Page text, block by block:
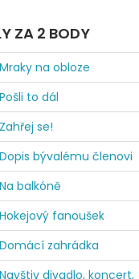
ZA 2 BODY
Mraky na obloze
Pošli to dál
Zahřej se!
Dopis bývalému členovi
Na balkóně
Hokejový fanoušek
Domácí zahrádka
Navštiv divadlo, koncert,